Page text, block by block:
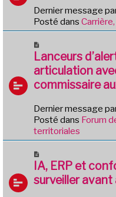
a
g
e
v
e
a
m
e
s
s
g
e
Dernier message
Posté dans
o
u
v
e
u
m
e
s
a
g
Lanceurs
articulation
commissaire
Dernier message
Posté dans Forum
territoriales
o
u
v
IA, ERP et
surveiller